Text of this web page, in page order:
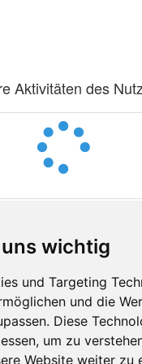
wichtig
und Targeting
und die
Diese
um zu
Website weiter zu
Aktivitäten des
Facebook
Twitter
YouTube